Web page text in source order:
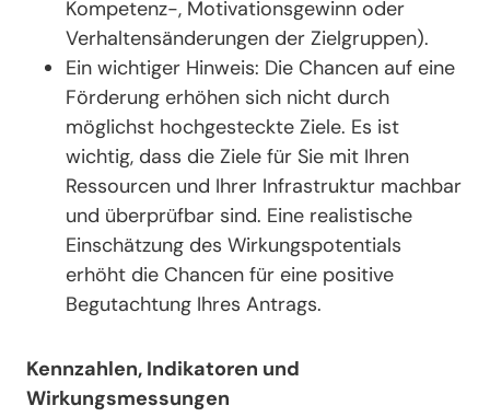
Kompetenz-, Motivationsgewinn oder
Verhaltensänderungen der Zielgruppen).
Ein wichtiger Hinweis: Die Chancen auf eine
Förderung erhöhen sich nicht durch
möglichst hochgesteckte Ziele. Es ist
wichtig, dass die Ziele für Sie mit Ihren
Ressourcen und Ihrer Infrastruktur machbar
und überprüfbar sind. Eine realistische
Einschätzung des Wirkungspotentials
erhöht die Chancen für eine positive
Begutachtung Ihres Antrags.
Kennzahlen, Indikatoren und
Wirkungsmessungen